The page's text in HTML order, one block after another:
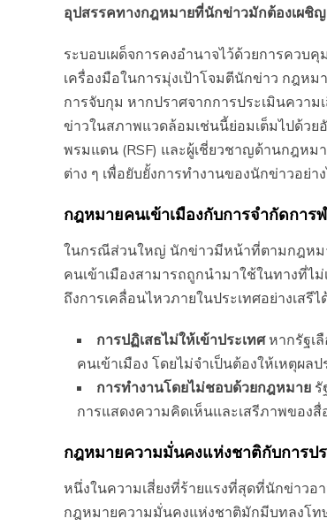
อุปสรรคทางกฎหมายที่นักข่าวมักต้องเผชิญ
ระบอบเผด็จการคงอำนาจไว้ด้วยการคว
เครื่องมือในการมุ่งเป้าโจมตีนักข่าว กฎห
การจับกุม หากปราศจากการประเมินควา
ข่าวในสภาพแวดล้อมเช่นนี้ย่อมเต็มไปด้ว
พรมแดน (RSF) และผู้เชี่ยวชาญด้านกฎหม
ต่าง ๆ เพื่อยับยั้งการทำงานของนักข่าวอย่า
กฎหมายคนเข้าเมืองกับการจำกัดกา
ในกรณีส่วนใหญ่ นักข่าวมีหน้าที่ตามกฎหมา
คนเข้าเมืองสามารถถูกนำมาใช้ในทางที่ไ
ถึงการเคลื่อนไหวภายในประเทศอย่างเสรีไ
การปฏิเสธไม่ให้เข้าประเทศหากรัฐเ
คนเข้าเมือง โดยไม่จำเป็นต้องให้เหตุผล
การทำงานโดยไม่ชอบด้วยกฎหมาย รั
การแสดงความคิดเห็นและเสรีภาพของ
กฎหมายความมั่นคงแห่งชาติกับการป
หนึ่งในความเสี่ยงที่ร้ายแรงที่สุดที่นักข่าว
กฎหมายความมั่นคงแห่งชาติมักมีบทลงโท